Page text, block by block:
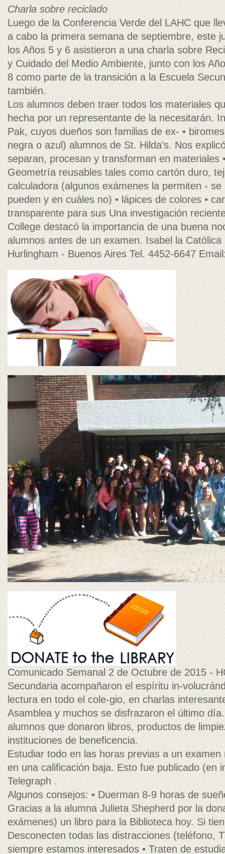
Charla sobre reciclado
Luego de la Conferencia Verde del LAHC que
a cabo la primera semana de septiembre, este
los Años 5 y 6 asistieron a una charla sobre
y Cuidado del Medio Ambiente, junto con los
8 como parte de la transición a la Escuela
también.
Los alumnos deben traer todos los materiales
hecha por un representante de la necesitarán.
Pak, cuyos dueños son familias de ex- •
negra o azul) alumnos de St. Hilda's. Nos
separan, procesan y transforman en materiales
Geometría reusables tales como cartón duro,
calculadora (algunos exámenes la permiten -
pueden y en cuáles no) • lápices de colores •
transparente para sus Una investigación
College destacó la importancia de una buena
alumnos antes de un examen. Isabel la
Hurlingham - Buenos Aires Tel. 4452-6647
Comunicado Semanal 2 de Octubre de 2015 -
Secundaria acompañaron el espíritu in-
lectura en todo el cole-gio, en charlas
Asamblea y muchos se disfrazaron el último
alumnos que donaron libros, productos de
instituciones de beneficencia.
Estudiar todo en las horas previas a un
en una calificación baja. Esto fue publicado (en
Telegraph .
Algunos consejos: • Duerman 8-9 horas de
Gracias a la alumna Julieta Shepherd por la
exámenes) un libro para la Biblioteca hoy. Si
Desconecten todas las distracciones (teléfono,
siempre estamos interesados • Traten de